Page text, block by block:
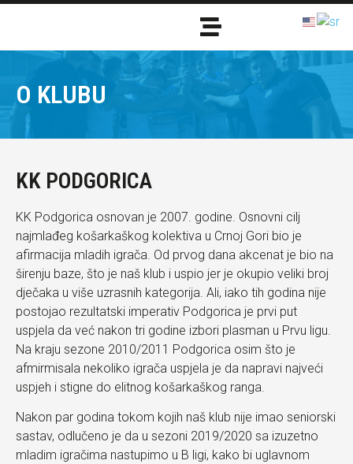
O KLUBU
KK PODGORICA
KK Podgorica osnovan je 2007. godine. Osnovni cilj
najmlađeg košarkaškog kolektiva u Crnoj Gori bio je
afirmacija mladih igrača. Od prvog dana akcenat je bio na
širenju baze, što je naš klub i uspio jer je okupio veliki broj
dječaka u više uzrasnih kategorija. Ali, iako tih godina nije
postojao rezultatski imperativ Podgorica je prvi put
uspjela da već nakon tri godine izbori plasman u Prvu ligu.
Na kraju sezone 2010/2011 Podgorica osim što je
afmirmisala nekoliko igrača uspjela je da napravi najveći
uspjeh i stigne do elitnog košarkaškog ranga.
Nakon par godina tokom kojih naš klub nije imao seniorski
sastav, odlučeno je da u sezoni 2019/2020 sa izuzetno
mladim igračima nastupimo u B ligi, kako bi uglavnom